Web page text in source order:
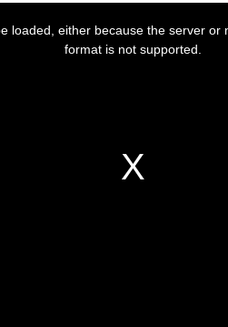
loaded, either because the server or
format is not supported.